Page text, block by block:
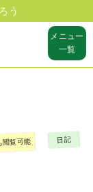
う
メニュー
一覧
閲覧可能 日記